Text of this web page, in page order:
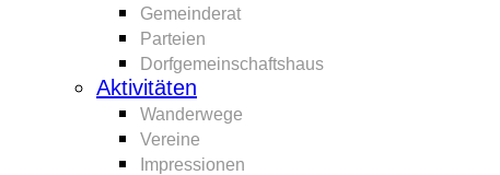
Gemeinderat
Parteien
Dorfgemeinschaftshaus
Aktivitäten
Wanderwege
Vereine
Impressionen